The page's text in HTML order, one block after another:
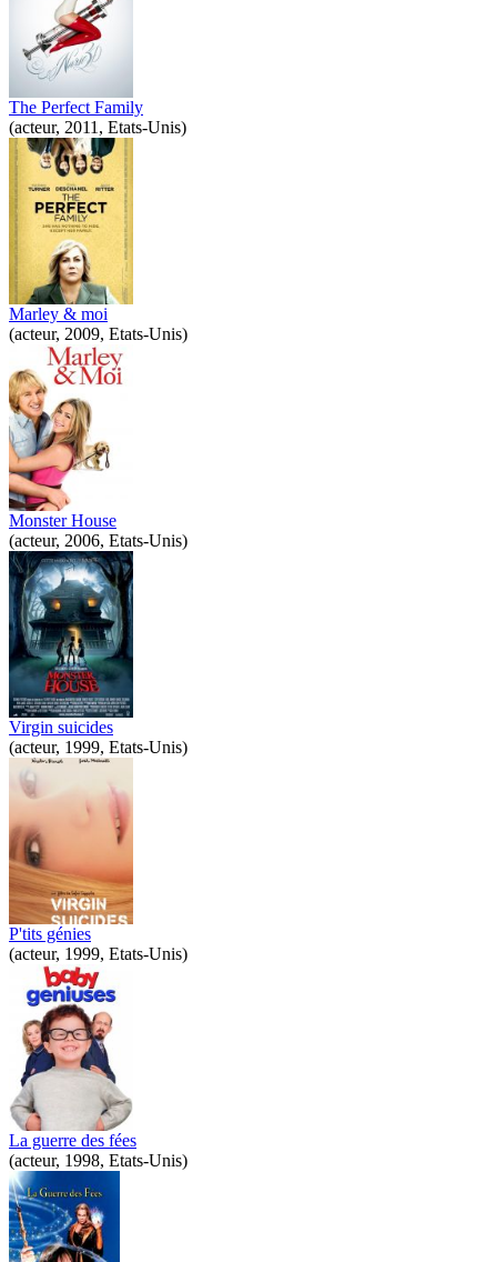
The Perfect Family
(acteur, 2011, Etats-Unis)
Marley & moi
(acteur, 2009, Etats-Unis)
Monster House
(acteur, 2006, Etats-Unis)
Virgin suicides
(acteur, 1999, Etats-Unis)
P'tits génies
(acteur, 1999, Etats-Unis)
La guerre des fées
(acteur, 1998, Etats-Unis)